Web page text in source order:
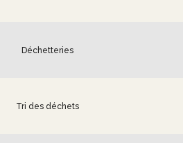
Déchetteries
Tri des déchets